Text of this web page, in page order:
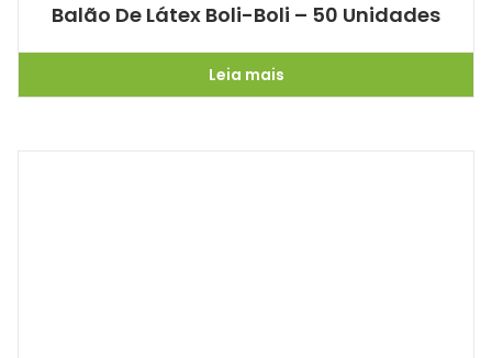
Balão De Látex Boli-Boli – 50 Unidades
Leia mais